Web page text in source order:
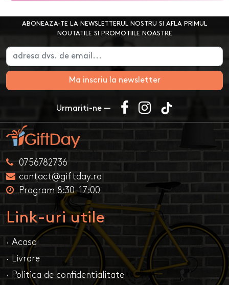
ABONEAZA-TE LA NEWSLETTERUL NOSTRU SI AFLA PRIMUL
NOUTATILE SI PROMOTIILE NOASTRE
Ma inscriu la newsletter
Urmariti-ne —
0756782736
contact@giftday.ro
Program 8:30-17:00
Link-uri utile
· Acasa
· Livrare
· Politica de confidentialitate